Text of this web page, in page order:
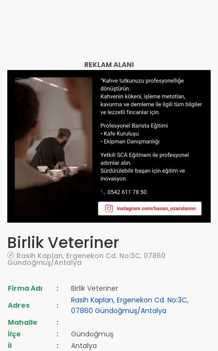
REKLAM ALANI
Birlik Veteriner
Rasih Kaplan, Ergenekon Cd. No:3C, 07860
Gündoğmuş/Antalya
Firma Adı :
Birlik Veteriner
Adres
:
Rasih Kaplan, Ergenekon Cd. No:3C,
07860 Gündoğmuş/Antalya
Mahalle
:
İlçe
:
Gündoğmuş
İl
:
Antalya